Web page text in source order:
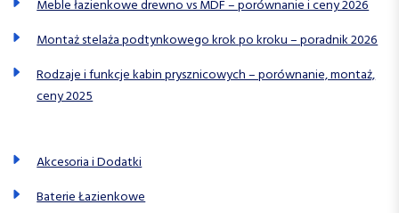
i
e
w
Meble łazienkowe drewno vs MDF – porównanie i ceny 2026
Montaż stelaża podtynkowego krok po kroku – poradnik 2026
Rodzaje i funkcje kabin prysznicowych – porównanie, montaż,
ceny 2025
Akcesoria i Dodatki
Baterie Łazienkowe